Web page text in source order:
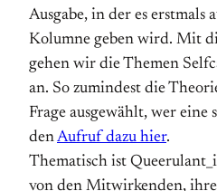
Ausgabe, in der es erstmals
Kolumne geben wird. Mit
gehen wir die Themen
an. So zumindest die
Frage ausgewählt, wer
denAufruf dazu hier.
Thematisch ist
von den Mitwirkenden,